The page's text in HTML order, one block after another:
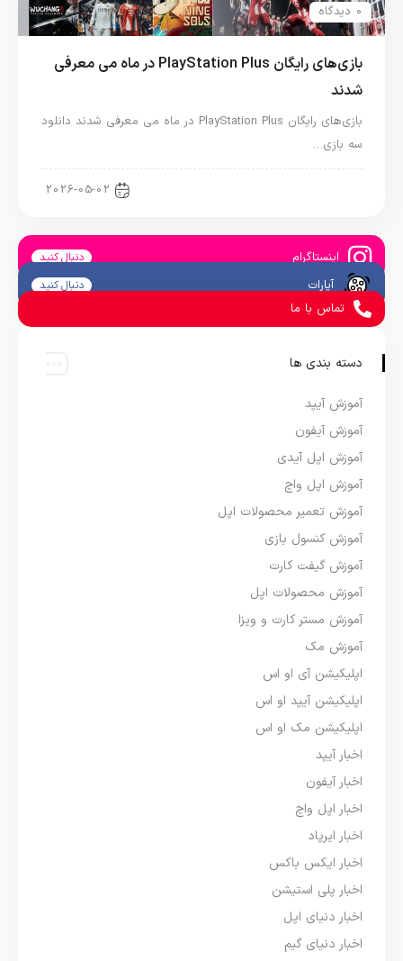
0 دیدگاه
بازی‌های رایگان PlayStation Plus در ماه می معرفی
شدند
بازی‌های رایگان PlayStation Plus در ماه می معرفی شدند دانلود
سه بازی…
2026-05-02
اینستاگرام دنبال کنید
آپارات دنبال کنید
تماس با ما
دسته بندی ها
آموزش آیپد
آموزش آیفون
آموزش اپل آیدی
آموزش اپل واچ
آموزش تعمیر محصولات اپل
آموزش کنسول بازی
آموزش گیفت کارت
آموزش محصولات اپل
آموزش مستر کارت و ویزا
آموزش مک
اپلیکیشن آی او اس
اپلیکیشن آیپد او اس
اپلیکیشن مک او اس
اخبار آیپد
اخبار آیفون
اخبار اپل واچ
اخبار ایرپاد
اخبار ایکس باکس
اخبار پلی استیشن
اخبار دنیای اپل
اخبار دنیای گیم